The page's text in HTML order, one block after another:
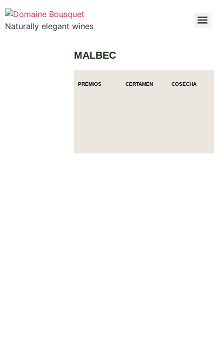
Naturally elegant wines
MALBEC
PREMIOS CERTAMEN COSECHA